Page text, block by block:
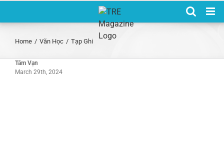
Home / Văn Học / Tạp Ghi
Tám Vạn
March 29th, 2024